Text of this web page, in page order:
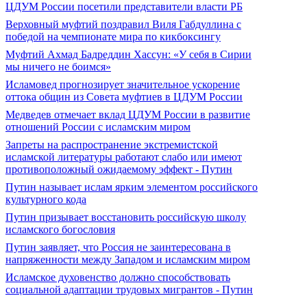
ЦДУМ России посетили представители власти РБ
Верховный муфтий поздравил Виля Габдуллина с
победой на чемпионате мира по кикбоксингу
Муфтий Ахмад Бадреддин Хассун: «У себя в Сирии
мы ничего не боимся»
Исламовед прогнозирует значительное ускорение
оттока общин из Совета муфтиев в ЦДУМ России
Медведев отмечает вклад ЦДУМ России в развитие
отношений России с исламским миром
Запреты на распространение экстремистской
исламской литературы работают слабо или имеют
противоположный ожидаемому эффект - Путин
Путин называет ислам ярким элементом российского
культурного кода
Путин призывает восстановить российскую школу
исламского богословия
Путин заявляет, что Россия не заинтересована в
напряженности между Западом и исламским миром
Исламское духовенство должно способствовать
социальной адаптации трудовых мигрантов - Путин